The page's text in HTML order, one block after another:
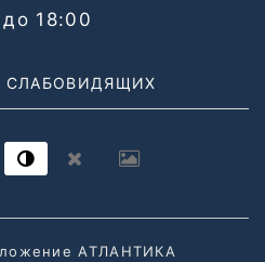
18:00
СЛАБОВИДЯЩИХ
АТЛАНТИКА